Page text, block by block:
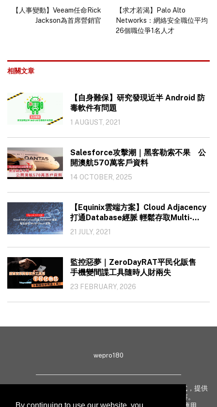
【人事變動】Veeam任命Rick
Jackson為首席營銷官
【求才若渴】Palo Alto
Networks：網絡安全職位平均
26個職位爭1名人才
相關文章
【自身難保】研究發現近半 Android 防
毒軟件有問題
1 AUGUST, 2021
Salesforce攻擊潮｜黑客勒索不果 公
開澳航570萬客戶資料
14 OCTOBER, 2025
【Equinix雲端方案】Cloud Adjacency
打通Database經脈 輕鬆存取Multi-
Cloud資料
21 JULY, 2021
監控惡夢｜ZeroDayRAT平民化販售
手機變間諜工具隨時人財兩失
23 FEBRUARY, 2026
wepro180
wepro180 由 IT 業界專家組成，以生動有趣、深入淺出方式，提供
最新 IT 動態、趨勢、技術、行業熱話、專題報導等內容。